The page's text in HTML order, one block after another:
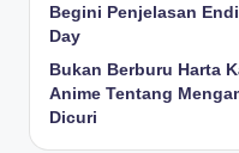
Begini Penjelasan
Day
Bukan Berburu Harta
Anime Tentang
Dicuri